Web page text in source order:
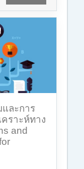
และการ
คราะห์ทาง
and